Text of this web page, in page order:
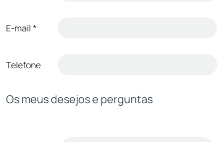
E-mail *
Telefone
Os meus desejos e perguntas